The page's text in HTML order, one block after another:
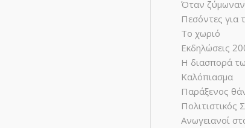
Όταν ζύμωναν
Πεσόντες για
Το χωριό
Εκδηλώσεις
Η διασπορά
Καλόπιασμα
Παράξενος
Πολιτιστικός
Ανωγειανοί